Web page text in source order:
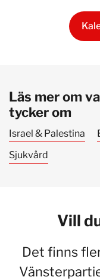
Läs mer om
tycker om
Israel & Palestina
Sjukvård
Vill
Det finns